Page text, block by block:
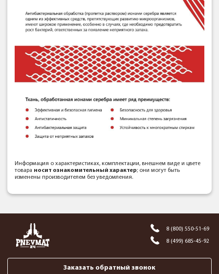
Информация о характеристиках, комплектации, внешнем виде и цвете
товара носит ознакомительный характер; они могут быть
изменены производителем без уведомления.
8 (800) 550-51-69
8 (499) 685-45-92
Заказать обратный звонок